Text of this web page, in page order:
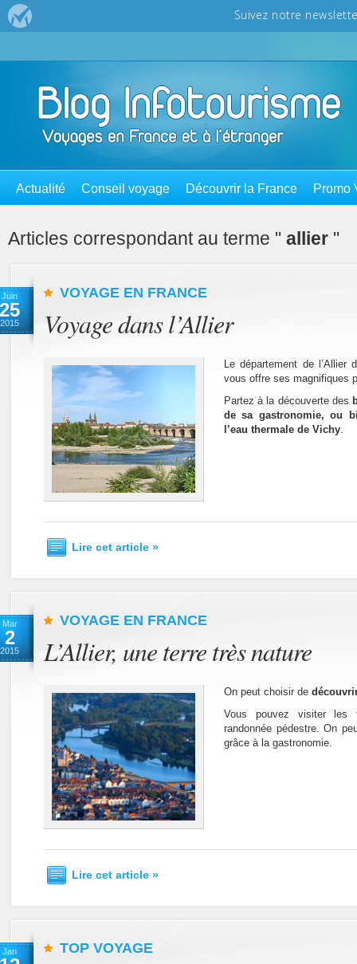
Actualité Conseil voyage Découvrir la France Promo
Articles correspondant au terme " allier "
Juin
25
2015
VOYAGE EN FRANCE
Voyage dans l’Allier
Le département de l’Allier
vous offre ses magnifiques
Partez à la découverte des
de sa gastronomie, ou
l’eau thermale de Vichy.
Lire cet article »
Mar
2
2015
VOYAGE EN FRANCE
L’Allier, une terre très nature
On peut choisir de
Vous pouvez visiter les
randonnée pédestre. On
grâce à la gastronomie.
Lire cet article »
Jan TOP VOYAGE